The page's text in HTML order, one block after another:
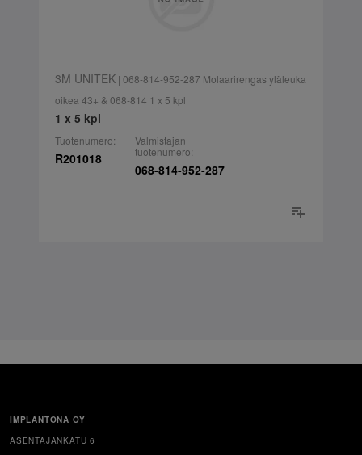
3M UNITEK| 068-814-952-287 Molaarirengas yläleuka
oikea 43+ & 068-814 1 x 5 kpl
1 x 5 kpl
Tuotenumero:
R201018
Valmistajan
tuotenumero:
068-814-952-287
IMPLANTONA OY
ASENTAJANKATU 6